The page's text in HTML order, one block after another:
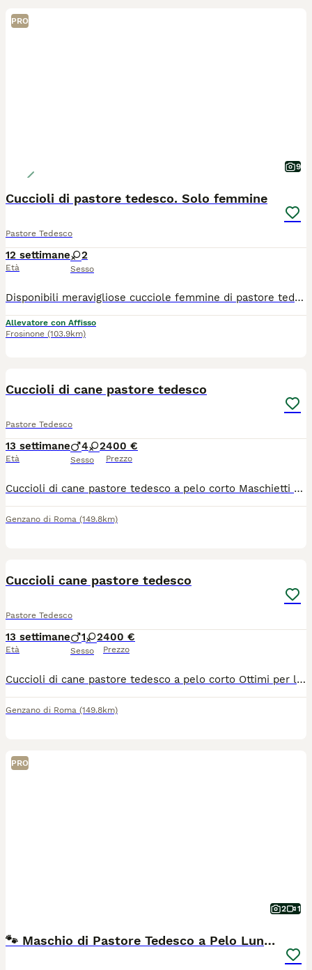
PRO
9
Cuccioli di pastore tedesco. Solo femmine
Pastore Tedesco
12 settimane
Età
2
Sesso
Disponibili meravigliose cucciole femmine di pastore tedesco a pelo corto dai 2 mesi ai 3 mesi, allevamento amatoriale ENCI. Pronte con tutte la documentazione e profilassi sanitaria effettuata. Le cucciole sono figlie di cani selezionati per salute carattere e morfologia. Entrambi brevettati e selezionati. Genealogia importante, discendenti dai più importanti rappresentanti della razza. Ci sono cucciole indicate sia per vita in famiglia che per avviare un percorso cinofilo/espositivo. Contatti solo da realmente interessati e consci dei requisiti dei cani. COSTO dai 600 ai 1000e a seconda dell'esemplare o cucciolata scelta. Con accordi possibilità anche di consegna qualora ci fossero difficoltà nel raggiungerci.
Allevatore con Affisso
Frosinone (103.9km)
Cuccioli di cane pastore tedesco
Pastore Tedesco
13 settimane
Età
4 2
Sesso
400 €
Prezzo
Cuccioli di cane pastore tedesco a pelo corto Maschietti e femminucce disponibili. Padre cane pastore tedesco da mostra con pedigree e madre cane pastore tedesco da lavoro. Ottimi da compagnia e da guardia.
Genzano di Roma (149.8km)
Cuccioli cane pastore tedesco
Pastore Tedesco
13 settimane
Età
1 2
Sesso
400 €
Prezzo
Cuccioli di cane pastore tedesco a pelo corto Ottimi per la compagnia e la guardia. Telefono 3476340248
Genzano di Roma (149.8km)
PRO
2 1
🐾 Maschio di Pastore Tedesco a Pelo Lungo 🐾